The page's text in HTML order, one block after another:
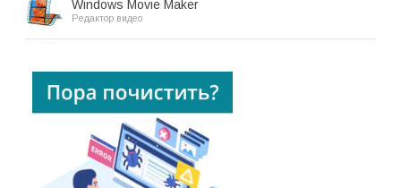
Windows Movie Maker
Редактор видео